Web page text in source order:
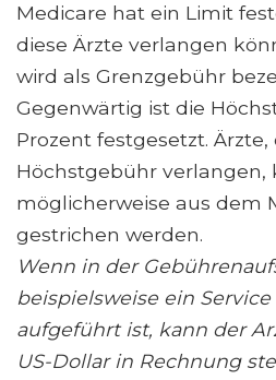
Medicare hat ein Limit
diese Ärzte verlangen
wird als Grenzgebühr
Gegenwärtig ist die
Prozent festgesetzt.
Höchstgebühr verlangen,
möglicherweise aus dem
gestrichen werden.
Wenn in der
beispielsweise ein Service
aufgeführt ist, kann der
US-Dollar in Rechnung